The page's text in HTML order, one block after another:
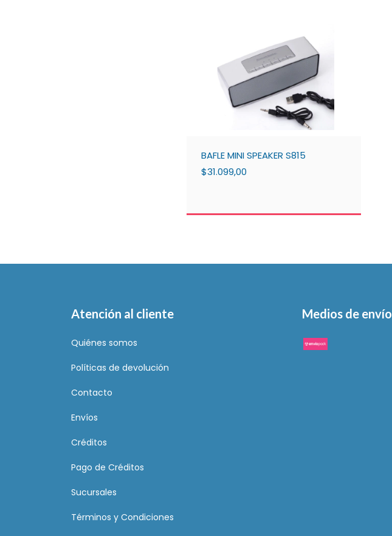
BAFLE MINI SPEAKER S815
$31.099,00
Atención al cliente
Quiénes somos
Políticas de devolución
Contacto
Envíos
Créditos
Pago de Créditos
Sucursales
Términos y Condiciones
Medios de envío